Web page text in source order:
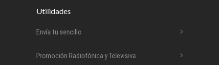
Utilidades
Envía tu sencillo
Promoción Radiofónica y Televisiva